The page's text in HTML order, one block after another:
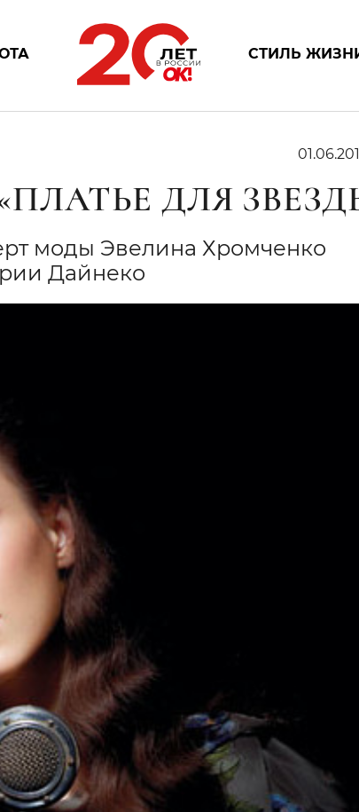
СТИЛЬ
ДЛЯ
моды Эвелина Хромченко
Дайнеко